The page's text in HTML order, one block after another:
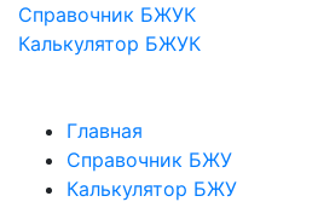
Справочник БЖУК
Калькулятор БЖУК
Главная
Справочник БЖУ
Калькулятор БЖУ